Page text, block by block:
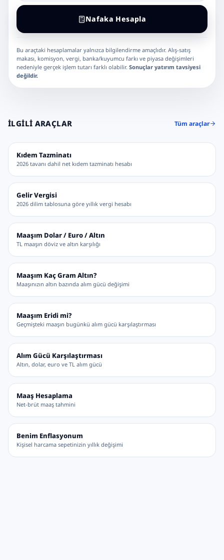
Nafaka Hesapla
Bu araçtaki hesaplamalar yalnızca bilgilendirme amaçlıdır. Alış-satış
makası, komisyon, vergi, banka/kuyumcu farkı ve piyasa değişimleri
nedeniyle gerçek işlem tutarı farklı olabilir. Sonuçlar yatırım tavsiyesi
değildir.
İLGILI ARAÇLAR Tüm araçlar
Kıdem Tazminatı
2026 tavanı dahil net kıdem tazminatı hesabı
Gelir Vergisi
2026 dilim tablosuna göre yıllık vergi hesabı
Maaşım Dolar / Euro / Altın
TL maaşın döviz ve altın karşılığı
Maaşım Kaç Gram Altın?
Maaşınızın altın bazında alım gücü değişimi
Maaşım Eridi mi?
Geçmişteki maaşın bugünkü alım gücü karşılaştırması
Alım Gücü Karşılaştırması
Altın, dolar, euro ve TL alım gücü
Maaş Hesaplama
Net-brüt maaş tahmini
Benim Enflasyonum
Kişisel harcama sepetinizin yıllık değişimi